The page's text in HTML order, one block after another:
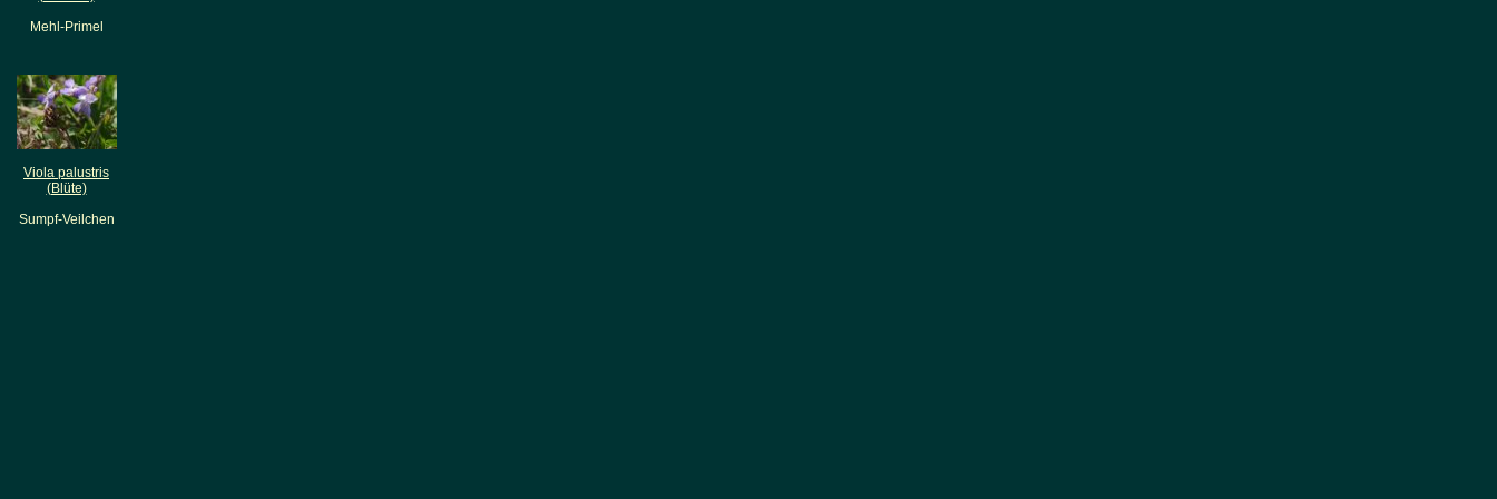
Mehl-Primel
Viola palustris
(Blüte)
Sumpf-Veilchen